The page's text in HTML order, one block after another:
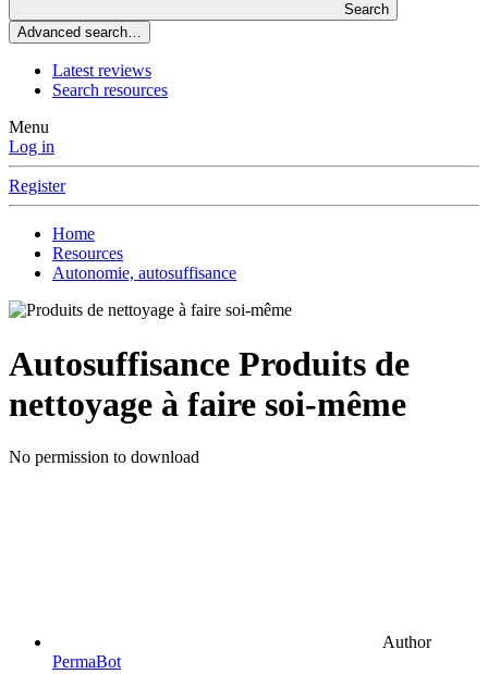
Search
Advanced search…
Latest reviews
Search resources
Menu
Log in
Register
Home
Resources
Autonomie, autosuffisance
Autosuffisance Produits de
nettoyage à faire soi-même
No permission to download
Author
PermaBot